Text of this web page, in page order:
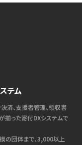
テム
済、支援者管理、領収書
揃った寄付DXシステムで
の団体まで、3,000以上